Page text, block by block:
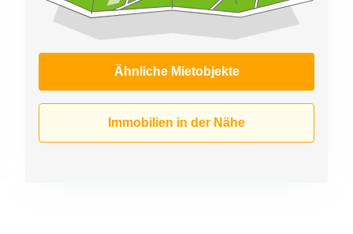
Ähnliche Mietobjekte
Immobilien in der Nähe